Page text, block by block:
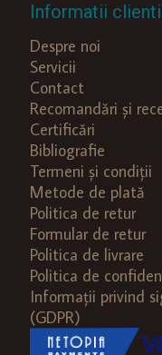
Informatii clienti
Despre noi
Servicii
Contact
Recomandări și
Certificări
Bibliografie
Termeni și condiții
Metode de plată
Politica de retur
Formular de retur
Politica de livrare
Politica de
Informații privind
(GDPR)